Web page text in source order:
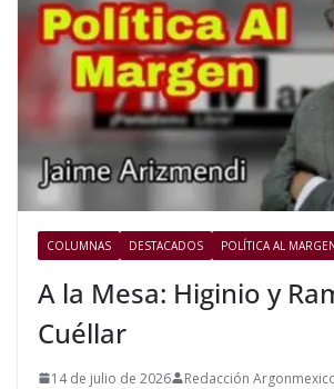
COLUMNAS DESTACADOS POLÍTICA AL
A la Mesa: Higinio y
Cuéllar
14 de julio de 2026 Redacción